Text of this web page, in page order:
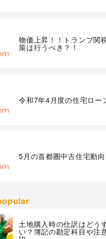
物価上昇！！トランプ関
策は行うべき？！
令和7年4月度の住宅ロー
5月の首都圏中古住宅動向
土地購入時の仕訳はどう
い？簿記の勘定科目や注